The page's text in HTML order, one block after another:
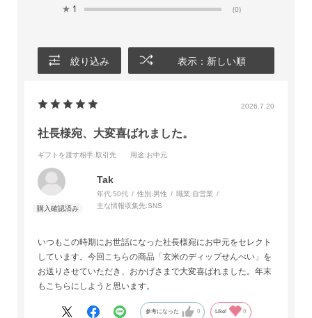
★ 1 (0)
絞り込み 表示：新しい順
2026.7.20
社長様宛、大変喜ばれました。
ギフトを渡す相手:取引先 用途:お中元
Tak
年代:50代 性別:男性 職業:自営業
主な情報収集先:SNS
いつもこの時期にお世話になった社長様宛にお中元をセレクト
しています。今回こちらの商品「玄米のディップせんべい」を
お送りさせていただき、おかげさまで大変喜ばれました。年末
もこちらにしようと思います。
参考になった 0 Like! 0